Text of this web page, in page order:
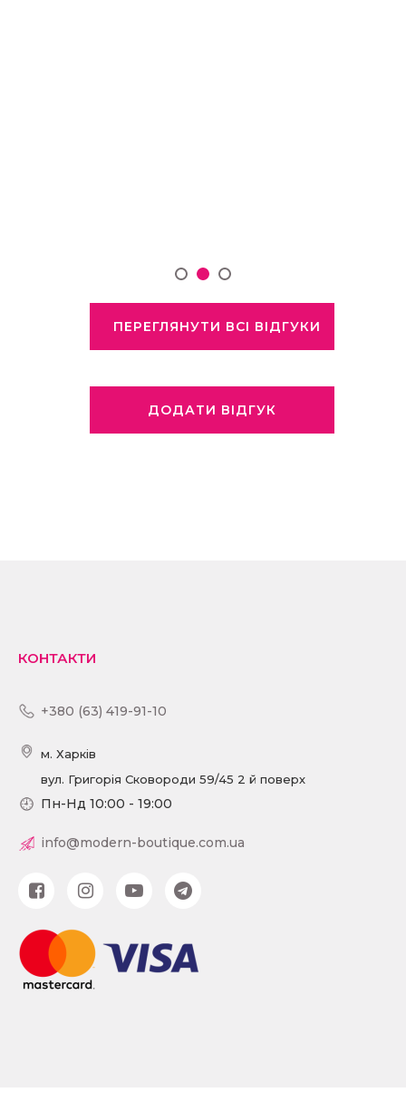
ПЕРЕГЛЯНУТИ ВСІ ВІДГУКИ
ДОДАТИ ВІДГУК
КОНТАКТИ
+380 (63) 419-91-10
м. Харків
вул. Григорія Сковороди 59/45 2 й поверх
Пн-Нд 10:00 - 19:00
info@modern-boutique.com.ua